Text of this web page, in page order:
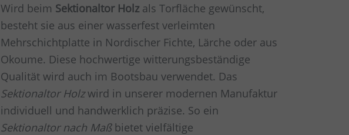
Wird beim Sektionaltor Holzals Torfläche gewünscht,
besteht sie aus einer wasserfest verleimten
Mehrschichtplatte in Nordischer Fichte, Lärche oder aus
Okoume. Diese hochwertige witterungsbeständige
Qualität wird auch im Bootsbau verwendet. Das
Sektionaltor Holzwird in unserer modernen Manufaktur
individuell und handwerklich präzise. So ein
Sektionaltor nach Maßbietet vielfältige